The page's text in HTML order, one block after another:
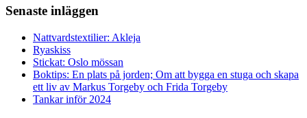
Senaste inläggen
Nattvardstextilier: Akleja
Ryaskiss
Stickat: Oslo mössan
Boktips: En plats på jorden; Om att bygga en stuga och skapa
ett liv av Markus Torgeby och Frida Torgeby
Tankar inför 2024